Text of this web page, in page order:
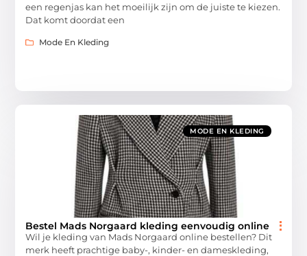
een regenjas kan het moeilijk zijn om de juiste te kiezen.
Dat komt doordat een
Mode En Kleding
MODE EN KLEDING
Bestel Mads Norgaard kleding eenvoudig online
Wil je kleding van Mads Norgaard online bestellen? Dit
merk heeft prachtige baby-, kinder- en dameskleding,